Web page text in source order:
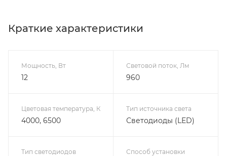
Краткие характеристики
Мощность, Вт
12
Световой поток, Лм
960
Цветовая температура, К
4000, 6500
Тип источника света
Светодиоды (LED)
Тип светодиодов Способ установки